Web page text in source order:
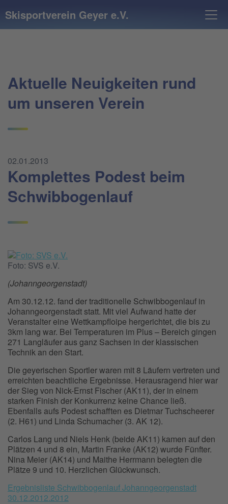
Skisportverein Geyer e.V.
Aktuelle Neuigkeiten rund
um unseren Verein
Komplettes Podest beim
Schwibbogenlauf
02.01.2013
Foto: SVS e.V.
(Johanngeorgenstadt)
Am 30.12.12. fand der traditionelle Schwibbogenlauf in
Johanngeorgenstadt statt. Mit viel Aufwand hatte der
Veranstalter eine Wettkampfloipe hergerichtet, die bis zu
3km lang war. Bei Temperaturen im Plus – Bereich gingen
271 Langläufer aus ganz Sachsen in der klassischen
Technik an den Start.
Die geyerischen Sportler waren mit 8 Läufern vertreten und
erreichten beachtliche Ergebnisse. Herausragend hier war
der Sieg von Nick-Ernst Fischer (AK11), der in einem
starken Finish der Konkurrenz keine Chance ließ.
Ebenfalls aufs Podest schafften es Dietmar Tuchscheerer
(2. H61) und Linda Schumacher (3. AK 12).
Carlos Lang und Niels Henk (beide AK11) kamen auf den
Plätzen 4 und 8 ein, Martin Franke (AK12) wurde Fünfter.
Nina Meier (AK14) und Maithe Herrmann belegten die
Plätze 9 und 10. Herzlichen Glückwunsch.
Ergebnisliste Schwibbogenlauf Johanngeorgenstadt
30.12.2012.2012